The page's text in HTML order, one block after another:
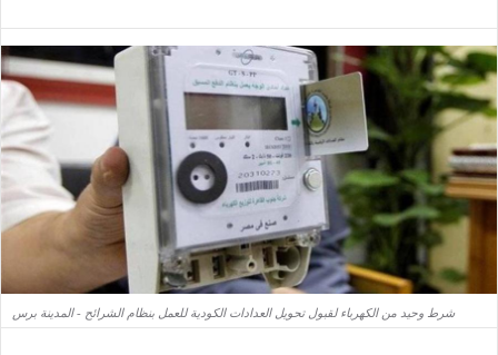
شرط وحيد من الكهرباء لقبول تحويل العدادات الكودية للعمل بنظام الشرائح - المدينة برس